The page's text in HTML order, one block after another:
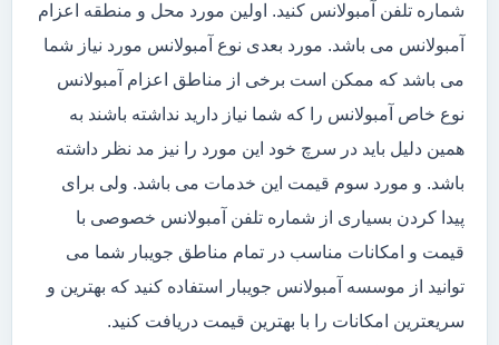
شماره تلفن آمبولانس کنید. اولین مورد محل و منطقه اعزام
آمبولانس می باشد. مورد بعدی نوع آمبولانس مورد نیاز شما
می باشد که ممکن است برخی از مناطق اعزام آمبولانس
نوع خاص آمبولانس را که شما نیاز دارید نداشته باشند به
همین دلیل باید در سرچ خود این مورد را نیز مد نظر داشته
باشد. و مورد سوم قیمت این خدمات می باشد. ولی برای
پیدا کردن بسیاری از شماره تلفن آمبولانس خصوصی با
قیمت و امکانات مناسب در تمام مناطق جویبار شما می
توانید از موسسه آمبولانس جویبار استفاده کنید که بهترین و
سریعترین امکانات را با بهترین قیمت دریافت کنید.